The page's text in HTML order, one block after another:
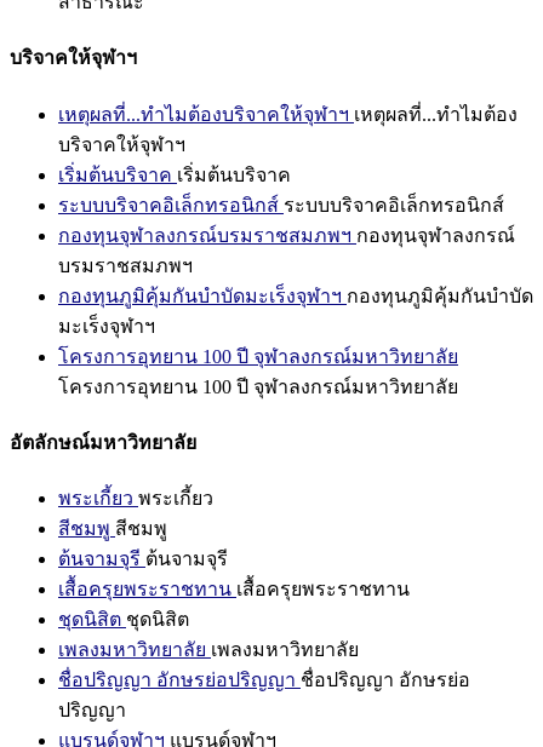
บริจาคให้จุฬาฯ
เหตุผลที่...ทำไมต้องบริจาคให้จุฬาฯ เหตุผลที่...ทำไมต้อง
บริจาคให้จุฬาฯ
เริ่มต้นบริจาค เริ่มต้นบริจาค
ระบบบริจาคอิเล็กทรอนิกส์ ระบบบริจาคอิเล็กทรอนิกส์
กองทุนจุฬาลงกรณ์บรมราชสมภพฯ กองทุนจุฬาลงกรณ์
บรมราชสมภพฯ
กองทุนภูมิคุ้มกันบำบัดมะเร็งจุฬาฯ กองทุนภูมิคุ้มกันบำบัด
มะเร็งจุฬาฯ
โครงการอุทยาน 100 ปี จุฬาลงกรณ์มหาวิทยาลัย
โครงการอุทยาน 100 ปี จุฬาลงกรณ์มหาวิทยาลัย
อัตลักษณ์มหาวิทยาลัย
พระเกี้ยว พระเกี้ยว
สีชมพู สีชมพู
ต้นจามจุรี ต้นจามจุรี
เสื้อครุยพระราชทาน เสื้อครุยพระราชทาน
ชุดนิสิต ชุดนิสิต
เพลงมหาวิทยาลัย เพลงมหาวิทยาลัย
ชื่อปริญญา อักษรย่อปริญญา ชื่อปริญญา อักษรย่อ
ปริญญา
แบรนด์จุฬาฯ แบรนด์จุฬาฯ